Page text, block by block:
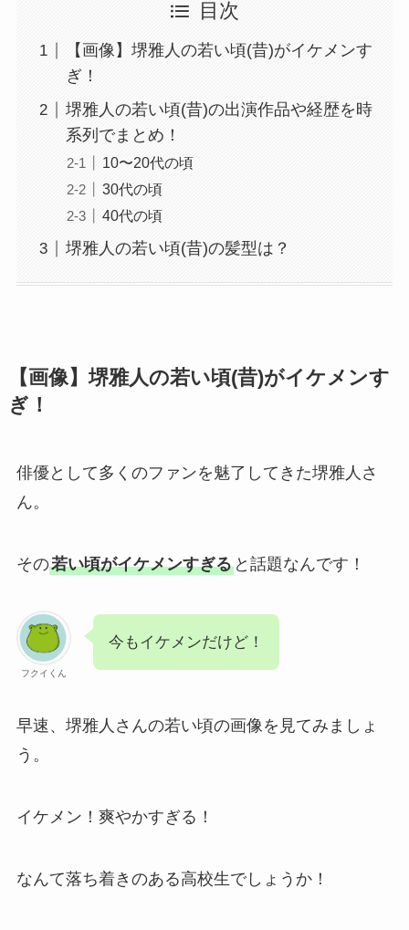
目次
【画像】堺雅人の若い頃(昔)がイケメンす
ぎ！
堺雅人の若い頃(昔)の出演作品や経歴を時
系列でまとめ！
10〜20代の頃
30代の頃
40代の頃
堺雅人の若い頃(昔)の髪型は？
【画像】堺雅人の若い頃(昔)がイケメンす
ぎ！
俳優として多くのファンを魅了してきた堺雅人さ
ん。
その若い頃がイケメンすぎると話題なんです！
フクイくん
今もイケメンだけど！
早速、堺雅人さんの若い頃の画像を見てみましょ
う。
イケメン！爽やかすぎる！
なんて落ち着きのある高校生でしょうか！